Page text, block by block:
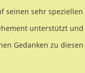
seinen sehr speziellen
unterstützt und
Gedanken zu diesen